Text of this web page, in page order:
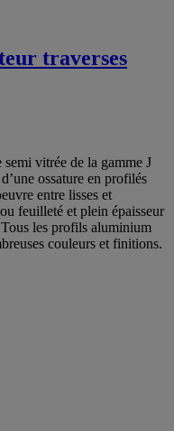
traverses
vitrée de la gamme J
ossature en profilés
entre lisses et
feuilleté et plein épaisseur
les profils aluminium
couleurs et finitions.